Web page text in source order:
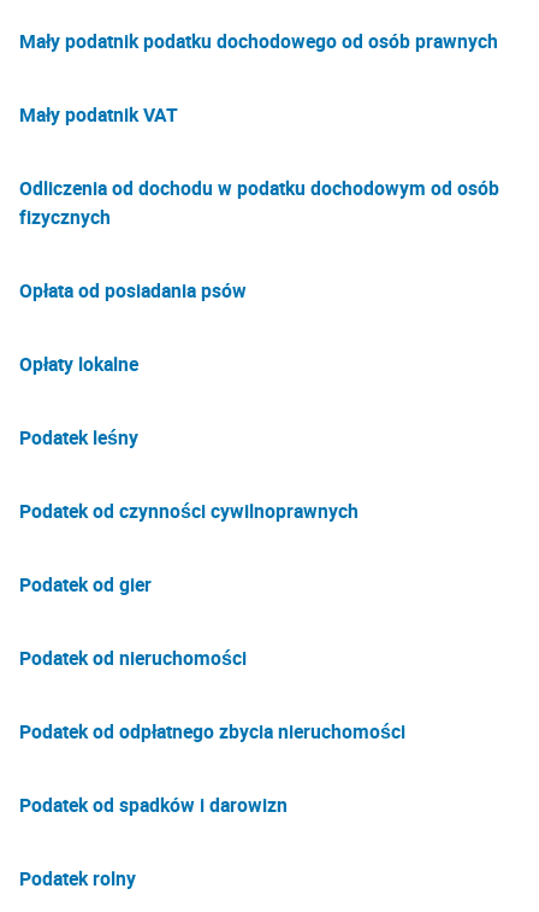
Mały podatnik podatku dochodowego od osób prawnych
Mały podatnik VAT
Odliczenia od dochodu w podatku dochodowym od osób
fizycznych
Opłata od posiadania psów
Opłaty lokalne
Podatek leśny
Podatek od czynności cywilnoprawnych
Podatek od gier
Podatek od nieruchomości
Podatek od odpłatnego zbycia nieruchomości
Podatek od spadków i darowizn
Podatek rolny